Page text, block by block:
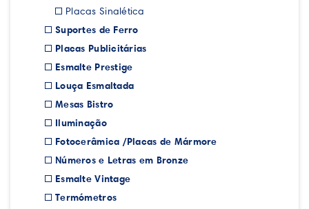
Placas Sinalética
Suportes de Ferro
Placas Publicitárias
Esmalte Prestige
Louça Esmaltada
Mesas Bistro
Iluminação
Fotocerâmica /Placas de Mármore
Números e Letras em Bronze
Esmalte Vintage
Termómetros